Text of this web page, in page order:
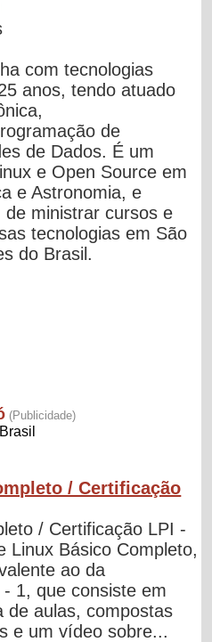
com tecnologias
anos, tendo atuado
de
de Dados. É um
e Open Source em
e Astronomia, e
ministrar cursos e
tecnologias em São
do Brasil.
/ Certificação
/ Certificação LPI -
Linux Básico Completo,
ao da
1, que consiste em
de aulas, compostas
e um vídeo sobre...